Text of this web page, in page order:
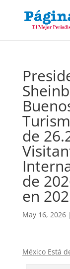
de
de
en
May 16, 2026|
México Está